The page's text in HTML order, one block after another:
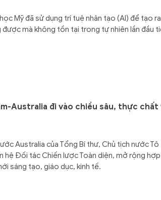
Mỹ đã sử dụng trí tuệ nhân tạo (AI) để tạo ra
mà không tồn tại trong tự nhiên lần đầu
Australia đi vào chiều sâu, thực chất
Australia của Tổng Bí thư, Chủ tịch nước Tô
hệ Đối tác Chiến lược Toàn diện, mở rộng hợp
sáng tạo, giáo dục, kinh tế.